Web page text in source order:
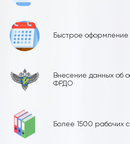
Быстрое оформление
Внесение данных об
ФРДО
Более 1500 рабочих